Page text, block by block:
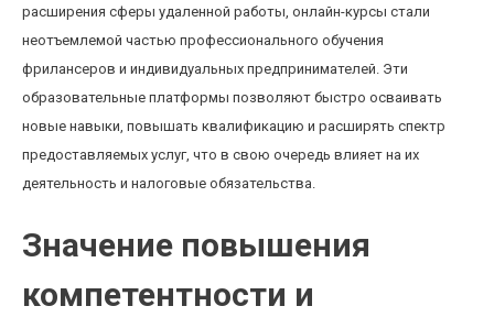
расширения сферы удаленной работы, онлайн-курсы стали
неотъемлемой частью профессионального обучения
фрилансеров и индивидуальных предпринимателей. Эти
образовательные платформы позволяют быстро осваивать
новые навыки, повышать квалификацию и расширять спектр
предоставляемых услуг, что в свою очередь влияет на их
деятельность и налоговые обязательства.
Значение повышения
компетентности и